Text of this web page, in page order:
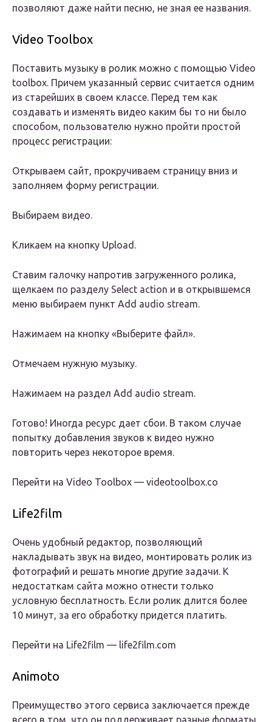
позволяют даже найти песню, не зная ее названия.
Video Toolbox
Поставить музыку в ролик можно с помощью Video
toolbox. Причем указанный сервис считается одним
из старейших в своем классе. Перед тем как
создавать и изменять видео каким бы то ни было
способом, пользователю нужно пройти простой
процесс регистрации:
Открываем сайт, прокручиваем страницу вниз и
заполняем форму регистрации.
Выбираем видео.
Кликаем на кнопку Upload.
Ставим галочку напротив загруженного ролика,
щелкаем по разделу Select action и в открывшемся
меню выбираем пункт Add audio stream.
Нажимаем на кнопку «Выберите файл».
Отмечаем нужную музыку.
Нажимаем на раздел Add audio stream.
Готово! Иногда ресурс дает сбои. В таком случае
попытку добавления звуков к видео нужно
повторить через некоторое время.
Перейти на Video Toolbox — videotoolbox.co
Life2film
Очень удобный редактор, позволяющий
накладывать звук на видео, монтировать ролик из
фотографий и решать многие другие задачи. К
недостаткам сайта можно отнести только
условную бесплатность. Если ролик длится более
10 минут, за его обработку придется платить.
Перейти на Life2film — life2film.com
Animoto
Преимущество этого сервиса заключается прежде